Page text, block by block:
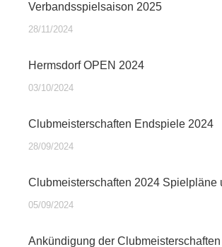
Verbandsspielsaison 2025
28/11/2024
Hermsdorf OPEN 2024
03/10/2024
Clubmeisterschaften Endspiele 2024
28/09/2024
Clubmeisterschaften 2024 Spielpläne
05/09/2024
Ankündigung der